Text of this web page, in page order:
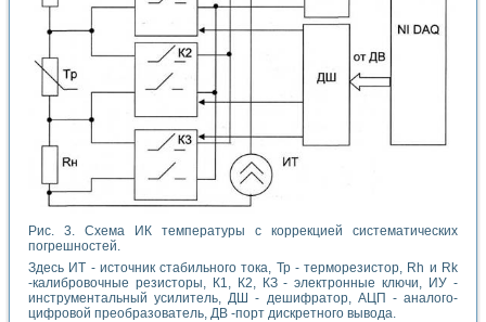
Рис. 3. Схема ИК температуры с коррекцией систематических
погрешностей.
Здесь ИТ - источник стабильного тока, Тр - терморезистор, Rh и Rk
-калибровочные резисторы, К1, К2, КЗ - электронные ключи, ИУ -
инструментальный усилитель, ДШ - дешифратор, АЦП - аналого-
цифровой преобразователь, ДВ -порт дискретного вывода.